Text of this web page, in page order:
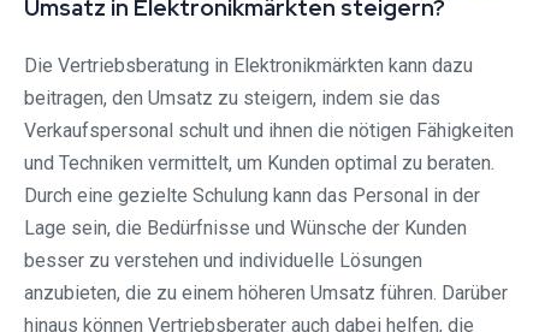
Umsatz in Elektronikmärkten steigern?
Die Vertriebsberatung in Elektronikmärkten kann dazu
beitragen, den Umsatz zu steigern, indem sie das
Verkaufspersonal schult und ihnen die nötigen Fähigkeiten
und Techniken vermittelt, um Kunden optimal zu beraten.
Durch eine gezielte Schulung kann das Personal in der
Lage sein, die Bedürfnisse und Wünsche der Kunden
besser zu verstehen und individuelle Lösungen
anzubieten, die zu einem höheren Umsatz führen. Darüber
hinaus können Vertriebsberater auch dabei helfen, die